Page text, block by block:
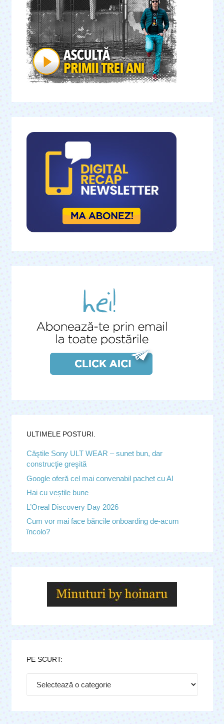
ULTIMELE POSTURI.
Căştile Sony ULT WEAR – sunet bun, dar
construcţie greşită
Google oferă cel mai convenabil pachet cu AI
Hai cu veștile bune
L’Oreal Discovery Day 2026
Cum vor mai face băncile onboarding de-acum
încolo?
PE SCURT: